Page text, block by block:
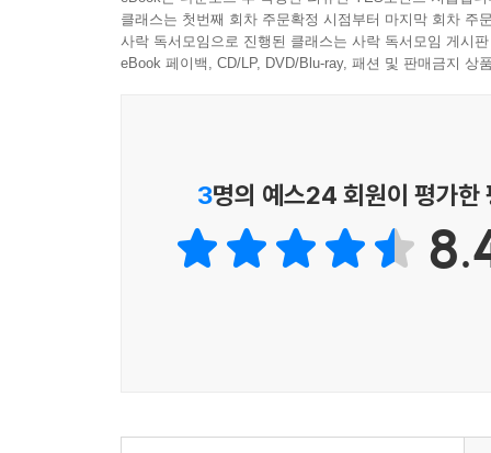
'어떻게 되는가, 이유는 무엇인가, 그리고 어떻게
알프레드 킨제이, 그리고 제임스 왓슨에 이르기까
『봉크』에서 메리 로취는 지구상에서 더없이
어려운지, 또 침실을 더욱 만족스런 곳으로 차근
클래스는 첫번째 회차 주문확정 시점부터 마지막 회차 주
사락 독서모임으로 진행된 클래스는 사락 독서모임 게시
eBook 페이백, CD/LP, DVD/Blu-ray, 패션 및 판매금지 상
3명의 예스24 회원이 평가한